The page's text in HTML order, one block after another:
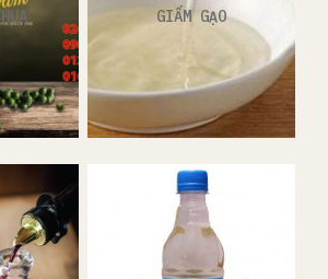
GIẤM GẠO